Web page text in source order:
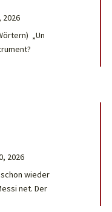
2026
„Un
2026
wieder
net. Der